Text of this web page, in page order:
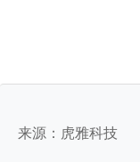
来源：虎雅科技